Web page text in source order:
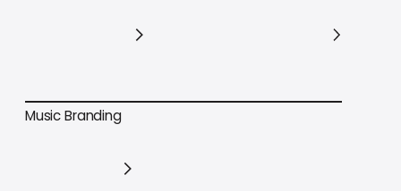
Para academias
Music Branding